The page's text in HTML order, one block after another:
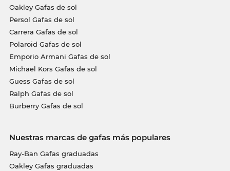
Oakley Gafas de sol
Persol Gafas de sol
Carrera Gafas de sol
Polaroid Gafas de sol
Emporio Armani Gafas de sol
Michael Kors Gafas de sol
Guess Gafas de sol
Ralph Gafas de sol
Burberry Gafas de sol
Nuestras marcas de gafas más populares
Ray-Ban Gafas graduadas
Oakley Gafas graduadas